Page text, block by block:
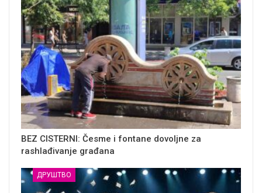
BEZ CISTERNI: Česme i fontane dovoljne za
rashlađivanje građana
ДРУШТВО